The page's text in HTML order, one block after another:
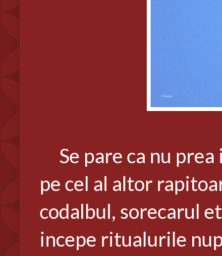
Se pare ca nu
pe cel al altor
codalbul, sorecarul
incepe ritualurile